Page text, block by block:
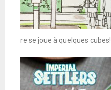
re se joue à quelques cubes!